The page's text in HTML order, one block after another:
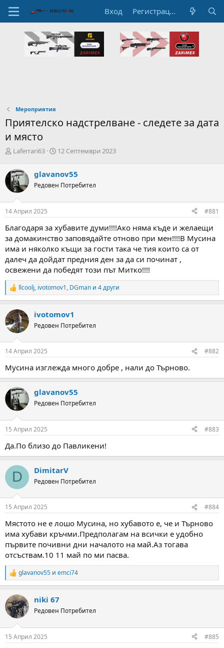
Вход Регистрация
Мероприятия
Приятелско надстрелване - следете за дата
и място
А
т
о
р
н
а
т
м
а
т
а
Laferrari63
Н
а
л
а
т
а
12 Септември 2023
glavanov55
Редовен Потребител
14 Април 2025 #881
Благодаря за хубавите думи!!!!Ако няма къде и желаещи
за домакинство заповядайте отново при мен!!!!В Мусина
има и няколко къщи за гости така че тия които са от
далеч да дойдат предния ден за да си починат ,
освежени да победят този път Митко!!!!
R
e
c
t
i
s
llcoolj, ivotomov1, DGman и 4 други
ivotomov1
Редовен Потребител
14 Април 2025 #882
Мусина изглежда много добре , нали до Търново.
glavanov55
Редовен Потребител
15 Април 2025 #883
Да.По близо до Павликени!
D DimitarV
Редовен Потребител
15 Април 2025 #884
Мястото не е лошо Мусина, но хубавото е, че и Търново
има хубави кръчми.Предполагам на всички е удобно
първите почивни дни началото на май.Аз тогава
отсъствам.10 11 май по ми пасва.
R
e
c
t
i
s
glavanov55 и emci74
niki 67
Редовен Потребител
15 Април 2025 #885